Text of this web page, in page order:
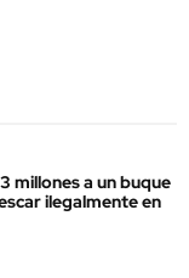
millones a un buque
ilegalmente en